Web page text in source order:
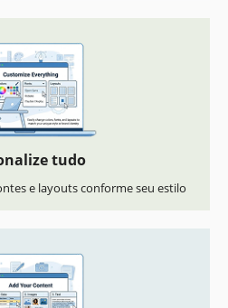
tudo
e layouts conforme seu estilo